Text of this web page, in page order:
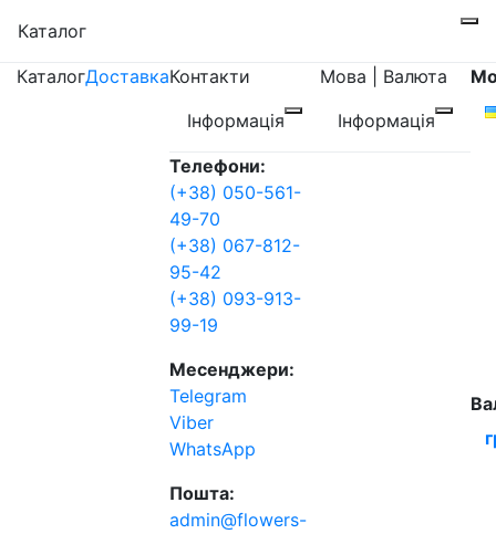
Каталог
КаталогДоставкаКонтакти
Інформація
Телефони:
(+38) 050-561-
49-70
(+38) 067-812-
95-42
(+38) 093-913-
99-19
Месенджери:
Telegram
Viber
WhatsApp
Пошта:
admin@flowers-
Мова | Валюта
Інформація